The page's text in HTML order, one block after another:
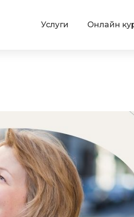
Услуги Онлайн